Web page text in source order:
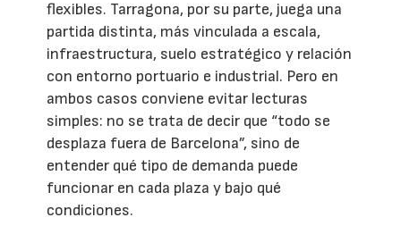
flexibles. Tarragona, por su parte, juega una
partida distinta, más vinculada a escala,
infraestructura, suelo estratégico y relación
con entorno portuario e industrial. Pero en
ambos casos conviene evitar lecturas
simples: no se trata de decir que “todo se
desplaza fuera de Barcelona”, sino de
entender qué tipo de demanda puede
funcionar en cada plaza y bajo qué
condiciones.